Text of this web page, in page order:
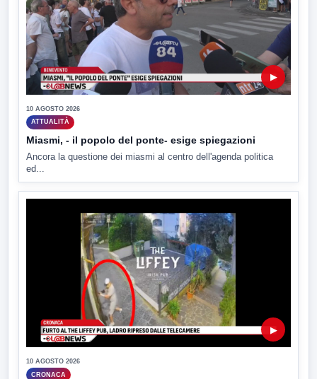
▶
10 AGOSTO 2026
ATTUALITÀ
Miasmi, - il popolo del ponte- esige spiegazioni
Ancora la questione dei miasmi al centro dell'agenda politica
ed...
▶
10 AGOSTO 2026
CRONACA